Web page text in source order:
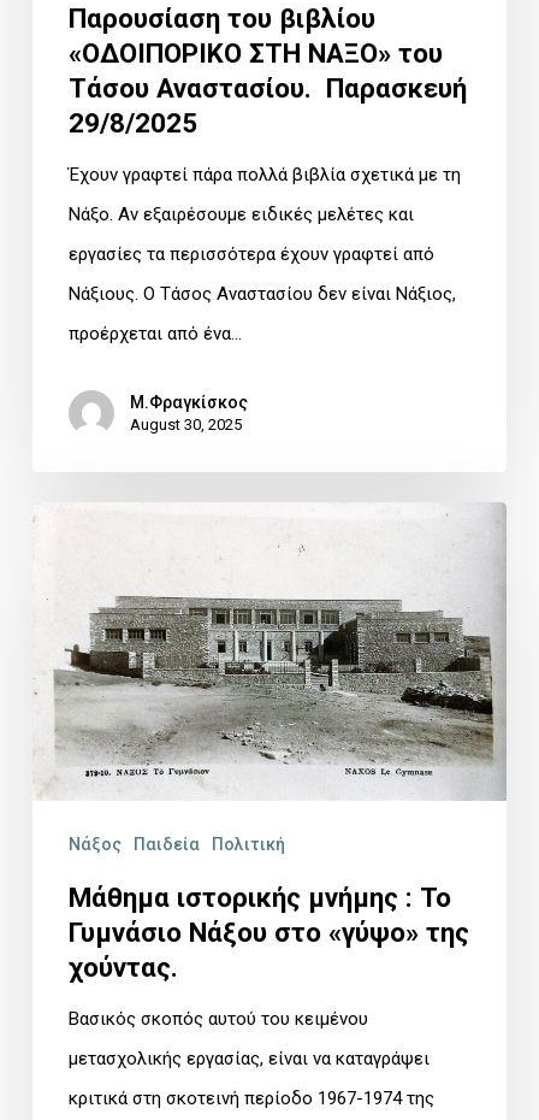
Παρουσίαση του βιβλίου
«ΟΔΟΙΠΟΡΙΚΟ ΣΤΗ ΝΑΞΟ» του
Τάσου Αναστασίου. Παρασκευή
29/8/2025
Έχουν γραφτεί πάρα πολλά βιβλία σχετικά με τη
Νάξο. Αν εξαιρέσουμε ειδικές μελέτες και
εργασίες τα περισσότερα έχουν γραφτεί από
Νάξιους. Ο Τάσος Αναστασίου δεν είναι Νάξιος,
προέρχεται από ένα…
Μ.Φραγκίσκος
August 30, 2025
Μάθημα
μνήμης
Το
Γυμνάσιο
Νάξου
στο
«γύψο»
χούντας.
Νάξος Παιδεία Πολιτική
Μάθημα ιστορικής μνήμης : Το
Γυμνάσιο Νάξου στο «γύψο» της
χούντας.
Βασικός σκοπός αυτού του κειμένου
μετασχολικής εργασίας, είναι να καταγράψει
κριτικά στη σκοτεινή περίοδο 1967-1974 της